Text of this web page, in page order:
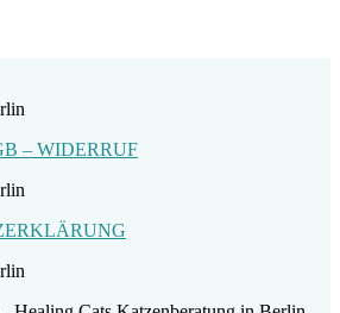
– WIDERRUF